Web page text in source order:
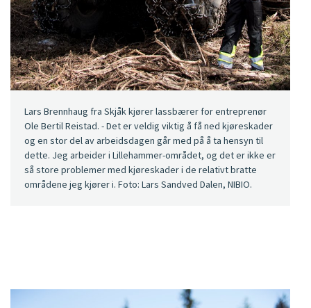
Lars Brennhaug fra Skjåk kjører lassbærer for entreprenør
Ole Bertil Reistad. - Det er veldig viktig å få ned kjøreskader
og en stor del av arbeidsdagen går med på å ta hensyn til
dette. Jeg arbeider i Lillehammer-området, og det er ikke er
så store problemer med kjøreskader i de relativt bratte
områdene jeg kjører i. Foto: Lars Sandved Dalen, NIBIO.